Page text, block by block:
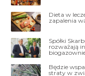
Dieta w
zapalenia
Spółki
rozważają
Będzie
straty w